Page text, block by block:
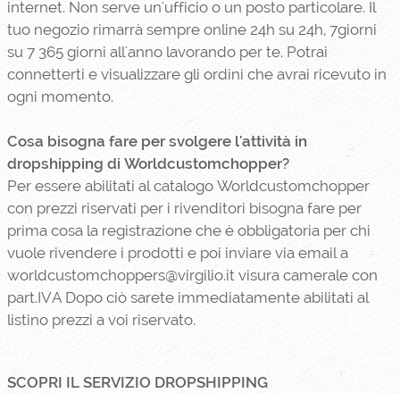
internet. Non serve un'ufficio o un posto particolare. Il
tuo negozio rimarrà sempre online 24h su 24h, 7giorni
su 7 365 giorni all'anno lavorando per te. Potrai
connetterti e visualizzare gli ordini che avrai ricevuto in
ogni momento.
Cosa bisogna fare per svolgere l'attività in
dropshipping di Worldcustomchopper?
Per essere abilitati al catalogo Worldcustomchopper
con prezzi riservati per i rivenditori bisogna fare per
prima cosa la registrazione che è obbligatoria per chi
vuole rivendere i prodotti e poi inviare via email a
worldcustomchoppers@virgilio.it visura camerale con
part.IVA Dopo ciò sarete immediatamente abilitati al
listino prezzi a voi riservato.
SCOPRI IL SERVIZIO DROPSHIPPING